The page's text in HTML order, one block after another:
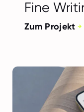
Fine
Zum Projekt